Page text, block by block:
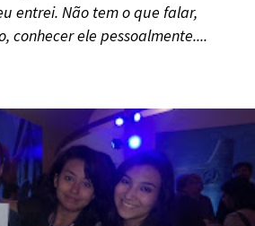
entrei. Não tem o que falar,
conhecer ele pessoalmente....